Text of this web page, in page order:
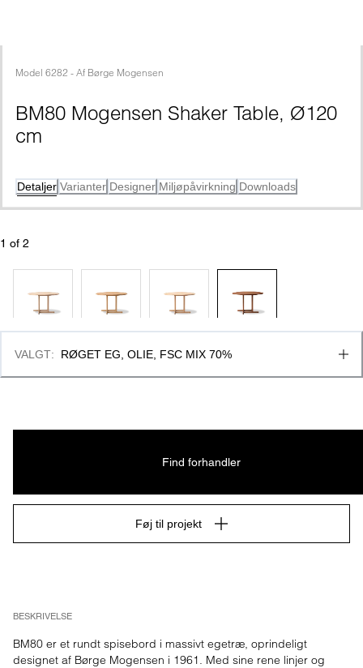
Model 6282 - Af Børge Mogensen
BM80 Mogensen Shaker Table, Ø120
cm
Detaljer Varianter Designer Miljøpåvirkning Downloads
1 of 2
BESKRIVELSE
BM80 er et rundt spisebord i massivt egetræ, oprindeligt
designet af Børge Mogensen i 1961. Med sine rene linjer og
VALGT: RØGET EG, OLIE, FSC MIX 70%
Find forhandler
Føj til projekt